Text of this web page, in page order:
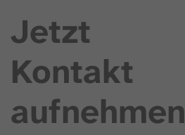
Jetzt
Kontakt
aufnehmen